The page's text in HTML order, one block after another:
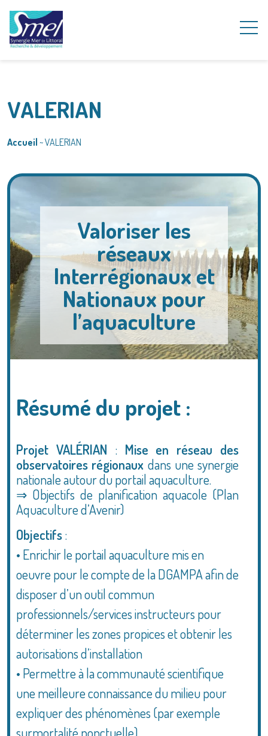
VALERIAN
Accueil ~VALERIAN
Valoriser les
réseaux
Interrégionaux et
Nationaux pour
l’aquaculture
Résumé du projet :
Projet VALÉRIAN : Mise en réseau des
observatoires régionaux dans une synergie
nationale autour du portail aquaculture.
⇒ Objectifs de planification aquacole (Plan
Aquaculture d’Avenir)
Objectifs:
• Enrichir le portail aquaculture mis en
oeuvre pour le compte de la DGAMPA afin de
disposer d’un outil commun
professionnels/services instructeurs pour
déterminer les zones propices et obtenir les
autorisations d’installation
• Permettre à la communauté scientifique
une meilleure connaissance du milieu pour
expliquer des phénomènes (par exemple
surmortalité ponctuelle)